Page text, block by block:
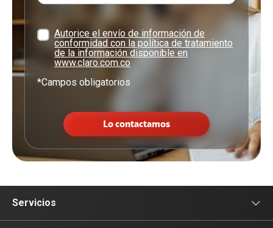
Autorice el envío de información de
conformidad con la política de tratamiento
de la información disponible en
www.claro.com.co
*Campos obligatorios
Lo contactamos
Servicios